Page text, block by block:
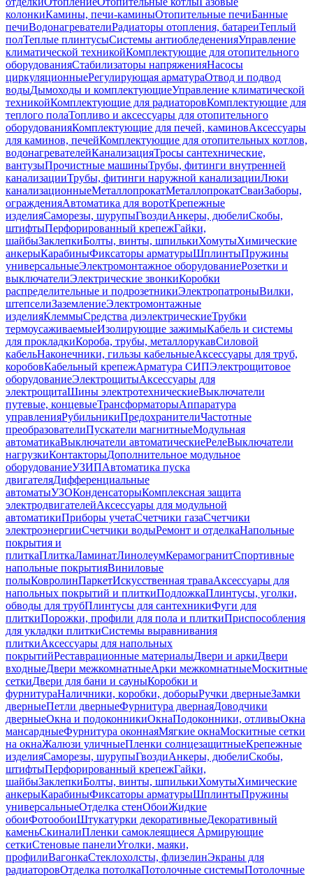
колонкиКамины, печи-каминыОтопительные печиБанные
печиВодонагревателиРадиаторы отопления, батареиТеплый
полТеплые плинтусыСистемы антиобледененияУправление
климатической техникойКомплектующие для отопительного
оборудованияСтабилизаторы напряженияНасосы
циркуляционныеРегулирующая арматураОтвод и подвод
водыДымоходы и комплектующиеУправление климатической
техникойКомплектующие для радиаторовКомплектующие для
теплого полаТопливо и аксессуары для отопительного
оборудованияКомплектующие для печей, каминовАксессуары
для каминов, печейКомплектующие для отопительных котлов,
водонагревателейКанализацияТросы сантехнические,
вантузыПрочистные машиныТрубы, фитинги внутренней
канализацииТрубы, фитинги наружной канализацииЛюки
канализационныеМеталлопрокатМеталлопрокатСваиЗаборы,
огражденияАвтоматика для воротКрепежные
изделияСаморезы, шурупыГвоздиАнкеры, дюбелиСкобы,
штифтыПерфорированный крепежГайки,
шайбыЗаклепкиБолты, винты, шпилькиХомутыХимические
анкерыКарабиныФиксаторы арматурыШплинтыПружины
универсальныеЭлектромонтажное оборудованиеРозетки и
выключателиЭлектрические звонкиКоробки
распределительные и подрозетникиЭлектропатроныВилки,
штепселиЗаземлениеЭлектромонтажные
изделияКлеммыСредства диэлектрическиеТрубки
термоусаживаемыеИзолирующие зажимыКабель и системы
для прокладкиКороба, трубы, металлорукавСиловой
кабельНаконечники, гильзы кабельныеАксессуары для труб,
коробовКабельный крепежАрматура СИПЭлектрощитовое
оборудованиеЭлектрощитыАксессуары для
электрощитаШины электротехническиеВыключатели
путевые, концевыеТрансформаторыАппаратура
управленияРубильникиПредохранителиЧастотные
преобразователиПускатели магнитныеМодульная
автоматикаВыключатели автоматическиеРелеВыключатели
нагрузкиКонтакторыДополнительное модульное
оборудованиеУЗИПАвтоматика пуска
двигателяДифференциальные
автоматыУЗОКонденсаторыКомплексная защита
электродвигателейАксессуары для модульной
автоматикиПриборы учетаСчетчики газаСчетчики
электроэнергииСчетчики водыРемонт и отделкаНапольные
покрытия и
плиткаПлиткаЛаминатЛинолеумКерамогранитСпортивные
напольные покрытияВиниловые
полыКовролинПаркетИскусственная траваАксессуары для
напольных покрытий и плиткиПодложкаПлинтусы, уголки,
обводы для трубПлинтусы для сантехникиФуги для
плиткиПорожки, профили для пола и плиткиПриспособления
для укладки плиткиСистемы выравнивания
плиткиАксессуары для напольных
покрытийРеставрационные материалыДвери и аркиДвери
входныеДвери межкомнатныеАрки межкомнатныеМоскитные
сеткиДвери для бани и сауныКоробки и
фурнитураНаличники, коробки, доборыРучки дверныеЗамки
дверныеПетли дверныеФурнитура двернаяДоводчики
дверныеОкна и подоконникиОкнаПодоконники, отливыОкна
мансардныеФурнитура оконнаяМягкие окнаМоскитные сетки
на окнаЖалюзи уличныеПленки солнцезащитныеКрепежные
изделияСаморезы, шурупыГвоздиАнкеры, дюбелиСкобы,
штифтыПерфорированный крепежГайки,
шайбыЗаклепкиБолты, винты, шпилькиХомутыХимические
анкерыКарабиныФиксаторы арматурыШплинтыПружины
универсальныеОтделка стенОбоиЖидкие
обоиФотообоиШтукатурки декоративныеДекоративный
каменьСкиналиПленки самоклеящиеся Армирующие
сеткиСтеновые панелиУголки, маяки,
профилиВагонкаСтеклохолсты, флизелинЭкраны для
радиаторовОтделка потолкаПотолочные системыПотолочные